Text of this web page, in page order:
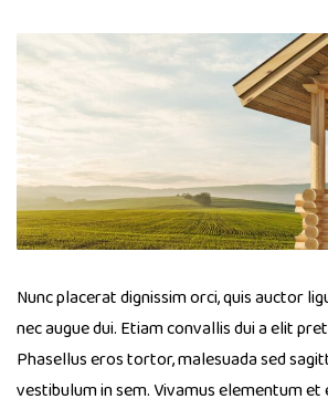
Nunc placerat dignissim orci, quis auctor
nec augue dui. Etiam convallis dui a elit
Phasellus eros tortor, malesuada sed
vestibulum in sem. Vivamus elementum et